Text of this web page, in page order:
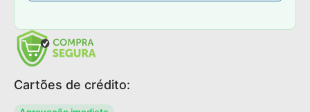
Cartões de crédito: